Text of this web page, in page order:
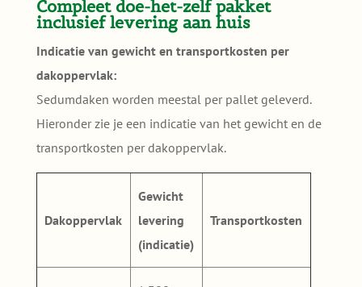
Compleet doe-het-zelf pakket
inclusief levering aan huis
Indicatie van gewicht en transportkosten per
dakoppervlak:
Sedumdaken worden meestal per pallet geleverd.
Hieronder zie je een indicatie van het gewicht en de
transportkosten per dakoppervlak.
Dakoppervlak
Gewicht
levering
(indicatie)
Transportkosten